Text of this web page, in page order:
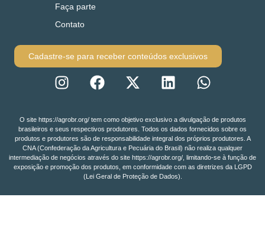
Faça parte
Contato
Cadastre-se para receber conteúdos exclusivos
O site https://agrobr.org/ tem como objetivo exclusivo a divulgação de produtos
brasileiros e seus respectivos produtores. Todos os dados fornecidos sobre os
produtos e produtores são de responsabilidade integral dos próprios produtores. A
CNA (Confederação da Agricultura e Pecuária do Brasil) não realiza qualquer
intermediação de negócios através do site https://agrobr.org/, limitando-se à função de
exposição e promoção dos produtos, em conformidade com as diretrizes da LGPD
(Lei Geral de Proteção de Dados).